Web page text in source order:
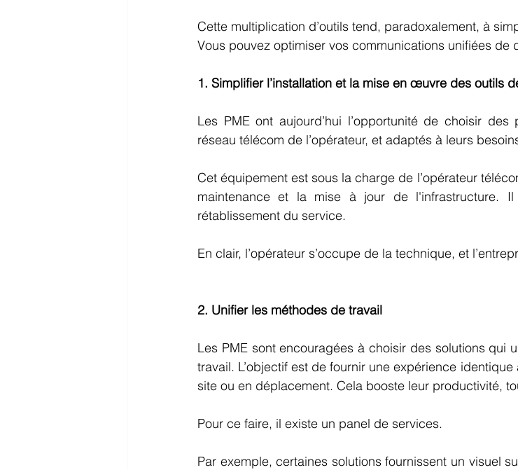
Cette multiplication d’outils tend, paradoxalement, à
Vous pouvez optimiser vos communications unifiées de
1. Simplifier l’installation et la mise en œuvre des outils
Les PME ont aujourd’hui l’opportunité de choisir
réseau télécom de l’opérateur, et adaptés à leurs
Cet équipement est sous la charge de l’opérateur
maintenance et la mise à jour de l'infrastructure.
rétablissement du service.
En clair, l’opérateur s’occupe de la technique, et
2. Unifier les méthodes de travail
Les PME sont encouragées à choisir des solutions qui
travail. L’objectif est de fournir une expérience
site ou en déplacement. Cela booste leur productivité,
Pour ce faire, il existe un panel de services.
Par exemple, certaines solutions fournissent un visuel